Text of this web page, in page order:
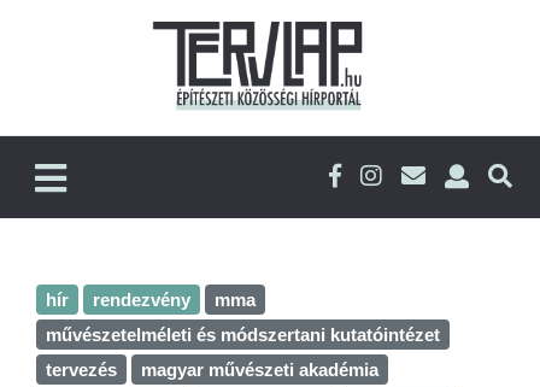
hír rendezvény
mma
művészetelméleti és módszertani kutatóintézet
tervezés
magyar művészeti akadémia